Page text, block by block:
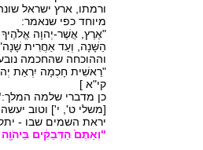
ורמתו, ארץ ישראל
מיוחד כפי שנאמר:
"אֶרֶץ, אֲשֶׁר-יְהוָה
הַשָּׁנָה, וְעַד אַחֲרִית
וההוכחה שהחכמה
"רֵאשִׁית חָכְמָה יִרְאַת
קי"א ]
כן מדברי שלמה המלך:
[משלי ט', י'] וטוב
יראת השמים שבו -
"וְאַתֶּם֙ הַדְּבֵקִ֔ים